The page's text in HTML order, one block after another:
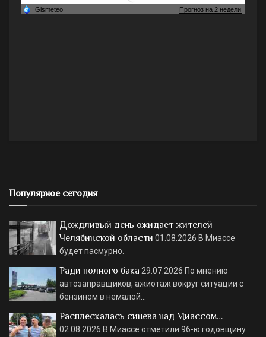
Популярное сегодня
Дождливый день ожидает жителей
Челябинской области 01.08.2026 В Миассе
будет пасмурно.
Ради полного бака 29.07.2026 По мнению
автозаправщиков, ажиотаж вокруг ситуации с
бензином в немалой…
Расплескалась синева над Миассом…
02.08.2026 В Миассе отметили 96-ю годовщину